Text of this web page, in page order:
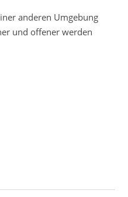
anderen Umgebung
und offener werden